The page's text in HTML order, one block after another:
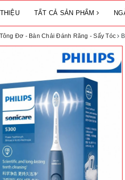
TẤT CẢ SẢN PHẨM
Đơ - Bàn Chải Đánh Răng - Sấy Tóc